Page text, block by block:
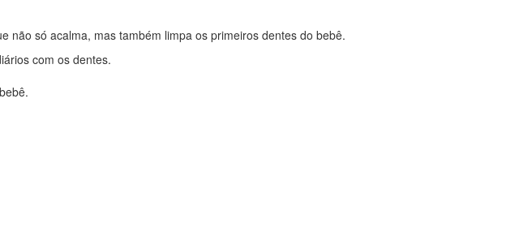
não só acalma, mas também limpa os primeiros dentes do bebê.
com os dentes.